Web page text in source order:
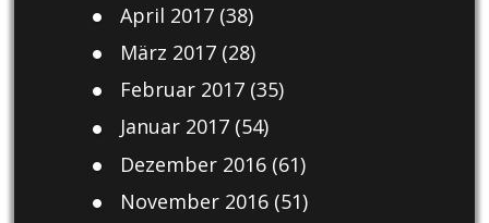
April 2017(38)
März 2017(28)
Februar 2017(35)
Januar 2017(54)
Dezember 2016(61)
November 2016(51)